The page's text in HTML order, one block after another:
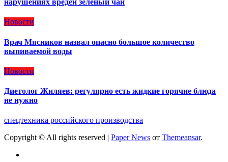
нарушениях вреден зеленый чай
Новости
Врач Мясников назвал опасно большое количество
выпиваемой воды
Новости
Диетолог Жиляев: регулярно есть жидкие горячие блюда
не нужно
спецтехника российского производства
Copyright © All rights reserved | Paper News от Themeansar.